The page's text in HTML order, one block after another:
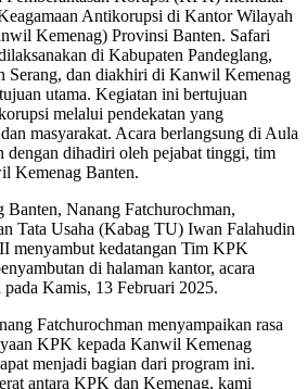
Antikorupsi di Kantor Wilayah
Kemenag) Provinsi Banten. Safari
di Kabupaten Pandeglang,
Serang, dan diakhiri di Kanwil Kemenag
utama. Kegiatan ini bertujuan
melalui pendekatan yang
masyarakat. Acara berlangsung di Aula
dihadiri oleh pejabat tinggi, tim
Kemenag Banten.
Nanang Fatchurochman,
Tata Usaha (Kabag TU) Iwan Falahudin
menyambut kedatangan Tim KPK
di halaman kantor, acara
Kamis, 13 Februari 2025.
Fatchurochman menyampaikan rasa
KPK kepada Kanwil Kemenag
menjadi bagian dari program ini.
antara KPK dan Kemenag, kami